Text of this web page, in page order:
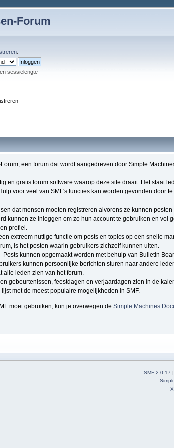
Forum
sessielengte
een forum dat wordt aangedreven door Simple
en gratis forum software waarop deze site draait. Het staat
voor veel van SMF's functies kan worden gevonden door
dat mensen moeten registreren alvorens ze kunnen posten
kunnen ze inloggen om zo hun account te gebruiken en vol
profiel.
extreem nuttige functie om posts en topics op een snelle
is het posten waarin gebruikers zichzelf kunnen uiten.
Posts kunnen opgemaakt worden met behulp van Bulletin
kunnen persoonlijke berichten sturen naar andere
alle leden zien van het forum.
gebeurtenissen, feestdagen en verjaardagen zien in de
lijst met de meest populaire mogelijkheden in SMF.
moet gebruiken, kun je overwegen de Simple Machines
SMF 2.0.17 |